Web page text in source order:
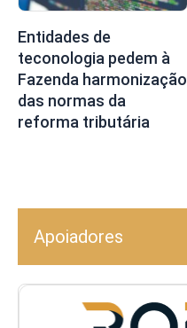
Entidades de
teconologia pedem à
Fazenda harmonização
das normas da
reforma tributária
Apoiadores